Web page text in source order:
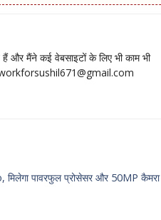
और मैंने कई वेबसाइटों के लिए भी काम भी
पावरफुल प्रोसेसर और 50MP कैमरा